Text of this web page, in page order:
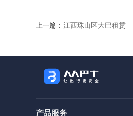
上一篇： 江西珠山区大巴租赁
产品服务